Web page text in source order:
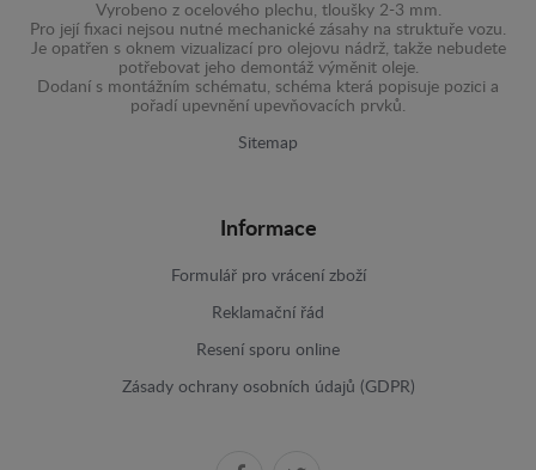
Vyrobeno z ocelového plechu, tloušky 2-3 mm.
Pro její fixaci nejsou nutné mechanické zásahy na struktuře vozu.
Je opatřen s oknem vizualizací pro olejovu nádrž, takže nebudete
potřebovat jeho demontáž výměnit oleje.
Dodaní s montážním schématu, schéma která popisuje pozici a
pořadí upevnění upevňovacích prvků.
Sitemap
Informace
Formulář pro vrácení zboží
Reklamační řád
Resení sporu online
Zásady ochrany osobních údajů (GDPR)